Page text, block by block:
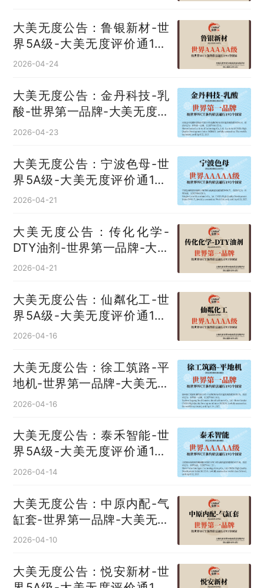
大美无度公告：鲁银新材-世
界5A级-大美无度评价通193
国
2026-04-24
大美无度公告：金丹科技-乳
酸‌-世界第一品牌-大美无度评
价通193国
2026-04-23
大美无度公告：宁波色母-世
界5A级-大美无度评价通193
国
2026-04-21
大美无度公告：传化化学-
DTY油剂‌-世界第一品牌-大美
无度评价通193国
2026-04-21
大美无度公告：仙粼化工-世
界5A级-大美无度评价通193
国
2026-04-16
大美无度公告：徐工筑路-平
地机‌-世界第一品牌-大美无度
评价通193国
2026-04-16
大美无度公告：泰禾智能-世
界5A级-大美无度评价通193
国
2026-04-14
大美无度公告：中原内配-气
缸套‌-世界第一品牌-大美无度
评价通193国
2026-04-10
大美无度公告：悦安新材-世